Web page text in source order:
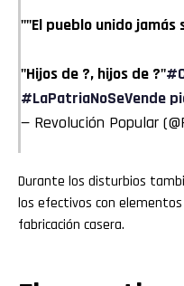
""El pueblo unido jamás
"Hijos de ?, hijos de ?"
#LaPatriaNoSeVende
— Revolución Popular
Durante los disturbios
los efectivos con
fabricación casera.